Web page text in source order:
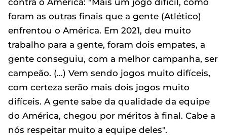
contra o América: "Mais um jogo difícil, como
foram as outras finais que a gente (Atlético)
enfrentou o América. Em 2021, deu muito
trabalho para a gente, foram dois empates, a
gente conseguiu, com a melhor campanha, ser
campeão. (...) Vem sendo jogos muito difíceis,
com certeza serão mais dois jogos muito
difíceis. A gente sabe da qualidade da equipe
do América, chegou por méritos à final. Cabe a
nós respeitar muito a equipe deles".